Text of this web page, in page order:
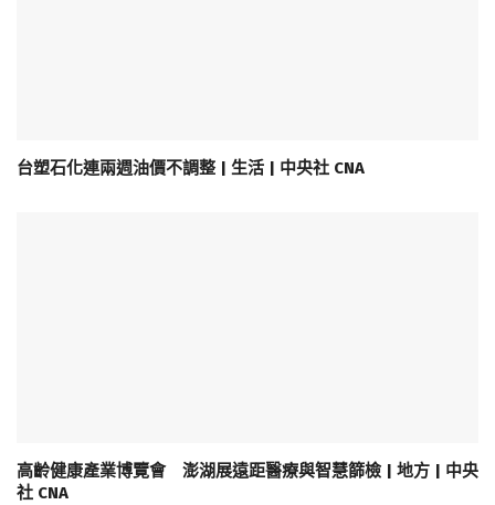
台塑石化連兩週油價不調整 | 生活 | 中央社 CNA
高齡健康產業博覽會 澎湖展遠距醫療與智慧篩檢 | 地方 | 中央
社 CNA